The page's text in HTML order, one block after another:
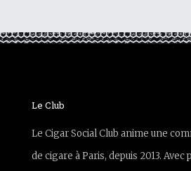
Le Club
Le Cigar Social Club anime une
de cigare à Paris, depuis 2013. Avec